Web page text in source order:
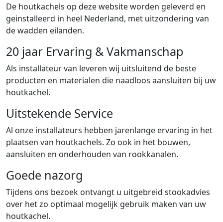
De houtkachels op deze website worden geleverd en
geinstalleerd in heel Nederland, met uitzondering van
de wadden eilanden.
20 jaar Ervaring & Vakmanschap
Als installateur van leveren wij uitsluitend de beste
producten en materialen die naadloos aansluiten bij uw
houtkachel.
Uitstekende Service
Al onze installateurs hebben jarenlange ervaring in het
plaatsen van houtkachels. Zo ook in het bouwen,
aansluiten en onderhouden van rookkanalen.
Goede nazorg
Tijdens ons bezoek ontvangt u uitgebreid stookadvies
over het zo optimaal mogelijk gebruik maken van uw
houtkachel.